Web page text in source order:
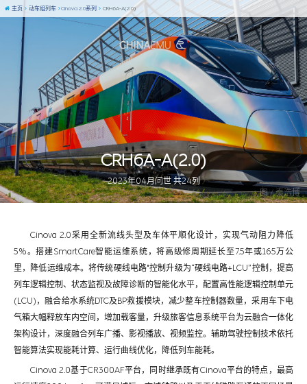
图 / 秦浩博
CRH6A-A(2.0)
2023年04月问世 共24列
主页 动车组列车 Cinova 2.0系列 CRH6A-A(2.0)
Cinova 2.0采用全新流线头型及车体平顺化设计，实现气动阻力降低
5%。搭建SmartCare智能运维系统，将高级修周期延长至7.5年或165万公
里，降低运维成本。将传统硬线电路"控制升级为“硬线电路+LCU”控制，提高
列车逻辑控制、状态监视及故障诊断的智能化水平，配置高性能逻辑控制单元
(LCU)，融合给水系统DTC及BP救援模块，减少整车控制器数量，采用车下电
气箱大幅释放车内空间，增加载客量，升级旅客信息系统平台为云融合一体化
架构设计，深度融合列车广播、影视播放、视频监控。辅助驾驶控制技术依托
智能算法实现能耗计算、运行曲线优化，降低列车能耗。
Cinova 2.0基于CR300AF平台，同时继承既有Cinova平台的特点，最高